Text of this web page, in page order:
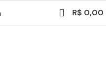
R$ 0,00